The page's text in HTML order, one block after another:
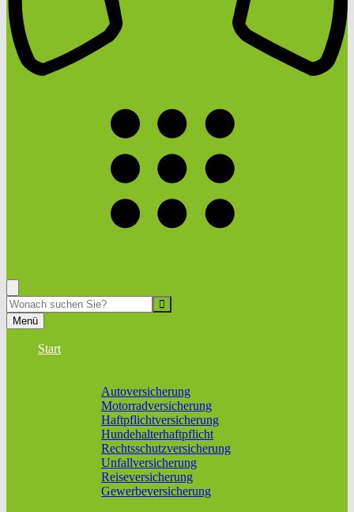
Menü
Start
Autoversicherung
Motorradversicherung
Haftpflichtversicherung
Hundehalterhaftpflicht
Rechtsschutzversicherung
Unfallversicherung
Reiseversicherung
Gewerbeversicherung